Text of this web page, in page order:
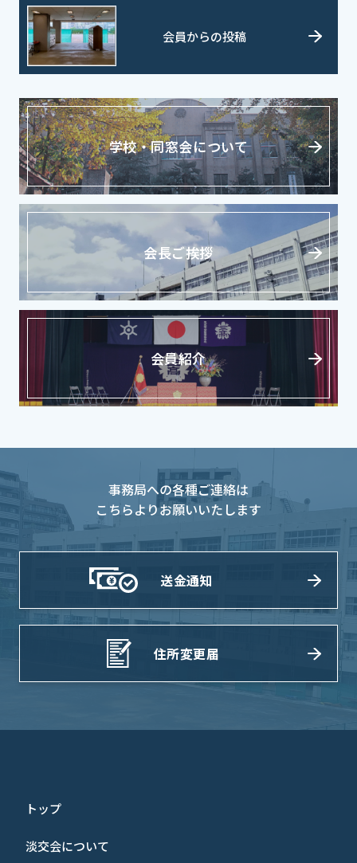
会員からの投稿
学校・同窓会について
会長ご挨拶
会員紹介
事務局への各種ご連絡は
こちらよりお願いいたします
送金通知
住所変更届
トップ
淡交会について